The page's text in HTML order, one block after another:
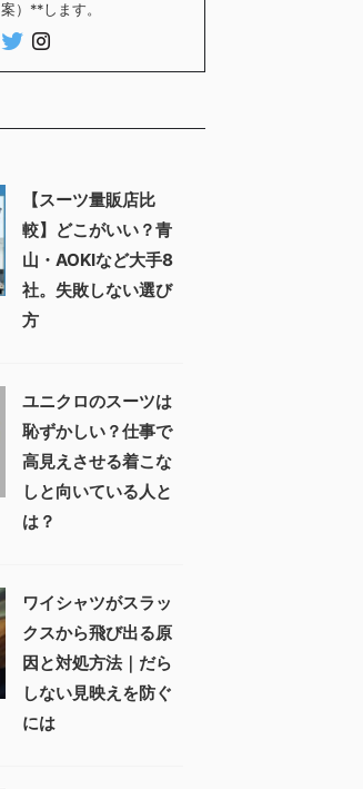
案）**します。
【スーツ量販店比
較】どこがいい？青
山・AOKIなど大手8
社。失敗しない選び
方
ユニクロのスーツは
恥ずかしい？仕事で
高見えさせる着こな
しと向いている人と
は？
ワイシャツがスラッ
クスから飛び出る原
因と対処方法｜だら
しない見映えを防ぐ
には⁠